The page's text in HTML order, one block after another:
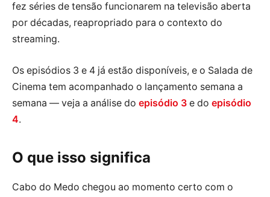
fez séries de tensão funcionarem na televisão aberta
por décadas, reapropriado para o contexto do
streaming.
Os episódios 3 e 4 já estão disponíveis, e o Salada de
Cinema tem acompanhado o lançamento semana a
semana — veja a análise do episódio 3 e do episódio
4.
O que isso significa
Cabo do Medo chegou ao momento certo com o